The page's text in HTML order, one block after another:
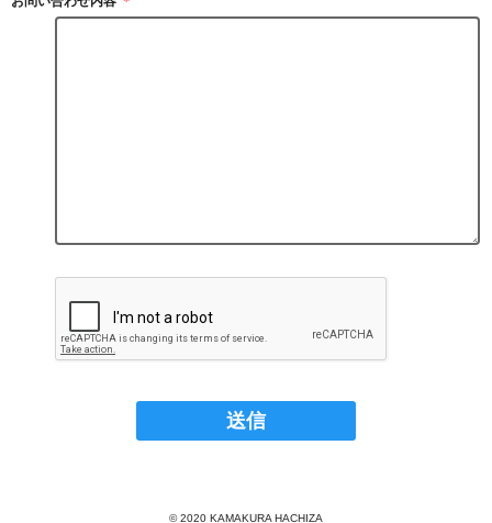
© 2020 KAMAKURA HACHIZA